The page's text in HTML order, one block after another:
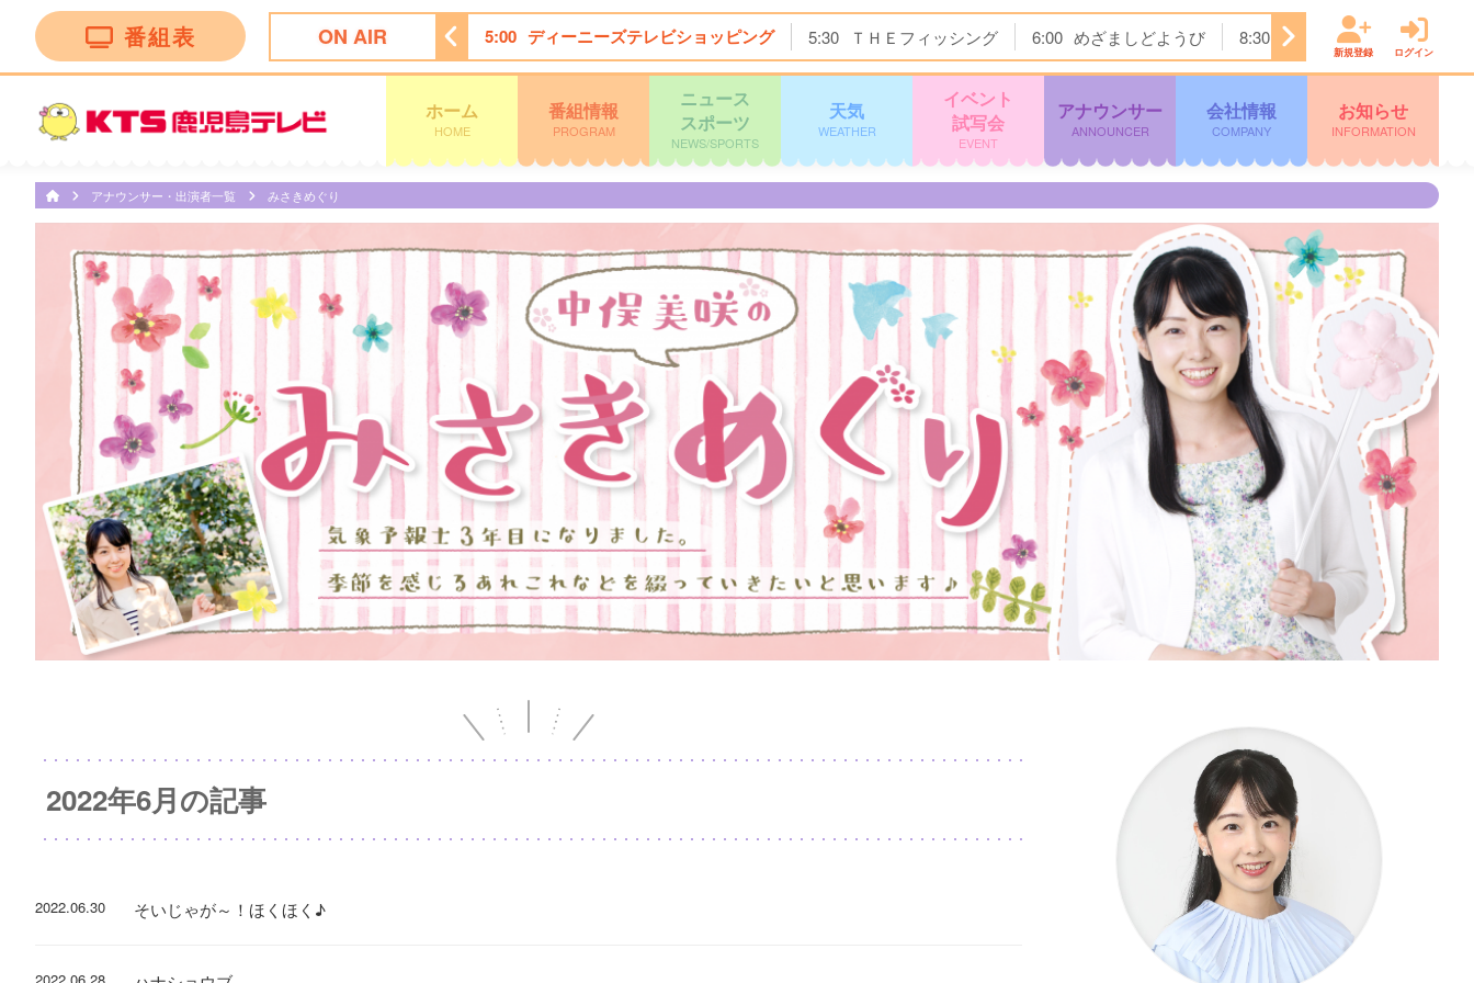
番組表 ON AIR
4:00 テレビショッピング テレビショッピング 5:00 ディーニーズテレビショッピング 5:30 ＴＨＥフィッシング 6:00 めざましどようび 8:30 土曜はナニする！？
新規登録 ログイン
ホーム
HOME
番組情報
PROGRAM
ニュース
スポーツ
NEWS/SPORTS
天気
WEATHER
イベント
試写会
EVENT
アナウンサー
ANNOUNCER
会社情報
COMPANY
お知らせ
INFORMATION
アナウンサー・出演者一覧 みさきめぐり
2022年6月の記事
2022.06.30 そいじゃが～！ほくほく♪